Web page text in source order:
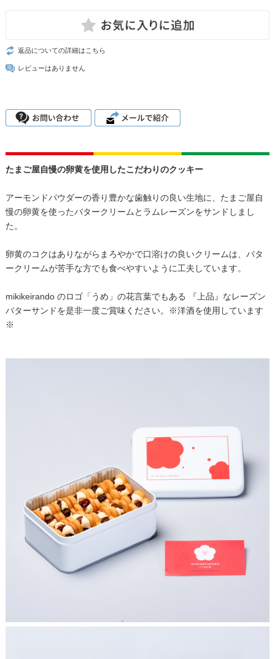
返品についての詳細はこちら
レビューはありません
たまご屋自慢の卵黄を使用したこだわりのクッキー
アーモンドパウダーの香り豊かな歯触りの良い生地に、たまご屋自
慢の卵黄を使ったバタークリームとラムレーズンをサンドしまし
た。
卵黄のコクはありながらまろやかで口溶けの良いクリームは、バタ
ークリームが苦手な方でも食べやすいように工夫しています。
mikikeirando のロゴ「うめ」の花言葉でもある 『上品』なレーズン
バターサンドを是非一度ご賞味ください。※洋酒を使用しています
※